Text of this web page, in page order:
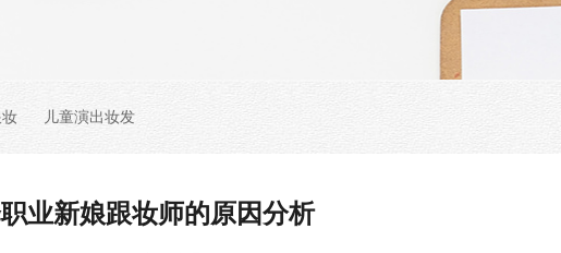
儿童演出妆发
业新娘跟妆师的原因分析